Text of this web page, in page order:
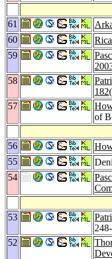
61
60
59
58
182
57
of
56
55
54
53
52